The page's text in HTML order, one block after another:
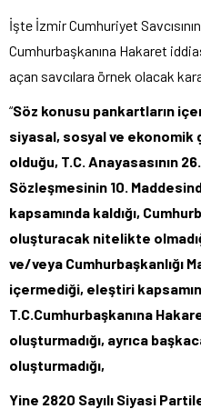
İşte İzmir Cumhuriyet
Cumhurbaşkanına Hakaret
açan savcılara örnek olacak
“Söz konusu pankartların
siyasal, sosyal ve ekonomik
olduğu, T.C. Anayasasının
Sözleşmesinin 10.
kapsamında kaldığı,
oluşturacak nitelikte
ve/veya Cumhurbaşkanlığı
içermediği, eleştiri
T.C.Cumhurbaşkanına
oluşturmadığı, ayrıca
oluşturmadığı,
Yine 2820 Sayılı Siyasi